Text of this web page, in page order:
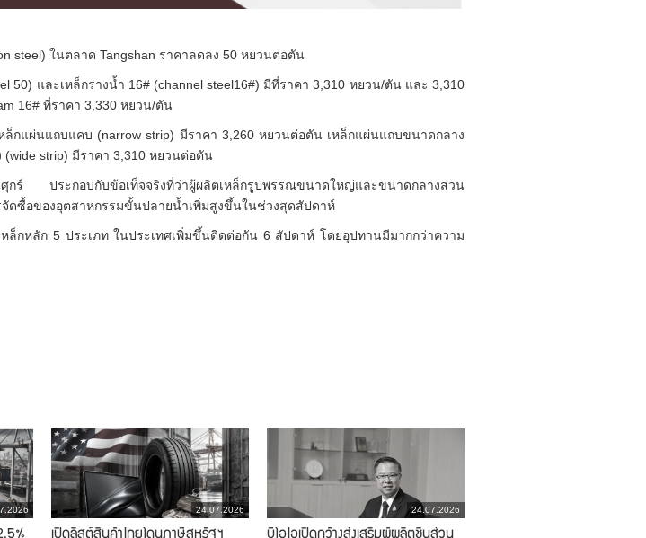
steel) ในตลาด Tangshan ราคาลดลง 50 หยวนต่อตัน
50) และเหล็กรางน้ำ 16# (channel steel16#) มีที่ราคา 3,310 หยวน/ตัน และ 3,310
16# ที่ราคา 3,330 หยวน/ตัน
กแผ่นแถบแคบ (narrow strip) มีราคา 3,260 หยวนต่อตัน เหล็กแผ่นแถบขนาดกลาง
strip) มีราคา 3,310 หยวนต่อตัน
ศุกร์ ประกอบกับข้อเท็จจริงที่ว่าผู้ผลิตเหล็กรูปพรรณขนาดใหญ่และขนาดกลางส่วน
ดซื้อของอุตสาหกรรมขั้นปลายน้ำเพิ่มสูงขึ้นในช่วงสุดสัปดาห์
กหลัก 5 ประเภท ในประเทศเพิ่มขึ้นติดต่อกัน 6 สัปดาห์ โดยอุปทานมีมากกว่าความ
24.07.2026
เปิดลิสต์สินค้าไทยโดนภาษีสหรัฐฯ
24.07.2026
บีโอไอเปิดกว้างส่งเสริมผู้ผลิตชิ้นส่วน